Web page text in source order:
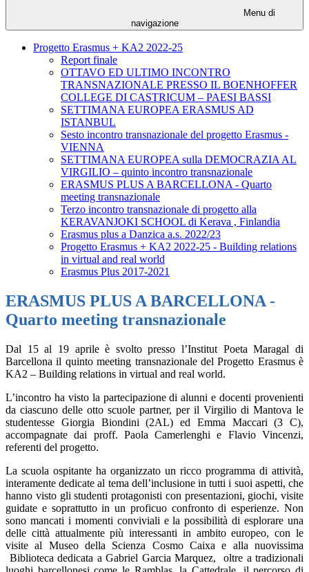
Menu di
navigazione
Progetto Erasmus + KA2 2022-25
Report finale
OTTAVO ED ULTIMO INCONTRO
TRANSNAZIONALE PRESSO IL BOENHOFFER
COLLEGE DI CASTRICUM – PAESI BASSI
SETTIMANA EUROPEA ERASMUS AD
ISTANBUL
Sesto incontro transnazionale del progetto Erasmus -
VIENNA
SETTIMANA EUROPEA sulla DEMOCRAZIA AL
VIRGILIO – quinto incontro transnazionale
ERASMUS PLUS A BARCELLONA - Quarto
meeting transnazionale
Terzo incontro transnazionale di progetto alla
KERAVANJOKI SCHOOL di Kerava , Finlandia
Erasmus plus a Danzica a.s. 2022/23
Progetto Erasmus + KA2 2022-25 - Building relations
in virtual and real world
Erasmus Plus 2017-2021
ERASMUS PLUS A BARCELLONA -
Quarto meeting transnazionale
Dal 15 al 19 aprile è svolto presso l’Institut Poeta Maragal di
Barcellona il quinto meeting transnazionale del Progetto Erasmus è
KA2 – Building relations in virtual and real world.
L’incontro ha visto la partecipazione di alunni e docenti provenienti
da ciascuno delle otto scuole partner, per il Virgilio di Mantova le
studentesse Giorgia Biondini (2AL) ed Emma Maccari (3 C),
accompagnate dai proff. Paola Camerlenghi e Flavio Vincenzi,
referenti del progetto.
La scuola ospitante ha organizzato un ricco programma di attività,
interamente dedicate al tema dell’inclusione in tutti i suoi aspetti, che
hanno visto gli studenti protagonisti con presentazioni, giochi, visite
guidate e soprattutto in un proficuo confronto di esperienze. Non
sono mancati i momenti conviviali e la possibilità di esplorare una
delle città attualmente più interessanti in ambito europeo, con le
visite al Museo della Scienza Cosmo Caixa e alla nuovissima
Biblioteca dedicata a Gabriel Garcia Marquez,
oltre a tradizionali